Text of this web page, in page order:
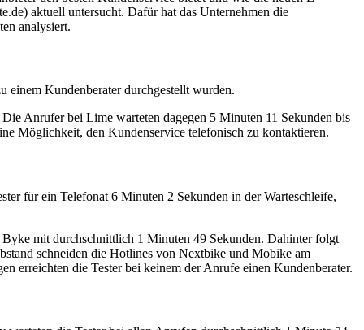
aktuell untersucht. Dafür hat das Unternehmen die
analysiert.
einem Kundenberater durchgestellt wurden.
Anrufer bei Lime warteten dagegen 5 Minuten 11 Sekunden bis
Möglichkeit, den Kundenservice telefonisch zu kontaktieren.
für ein Telefonat 6 Minuten 2 Sekunden in der Warteschleife,
mit durchschnittlich 1 Minuten 49 Sekunden. Dahinter folgt
schneiden die Hotlines von Nextbike und Mobike am
erreichten die Tester bei keinem der Anrufe einen Kundenberater.